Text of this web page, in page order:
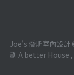
Joe's 喬斯室內設計
劃 A better House